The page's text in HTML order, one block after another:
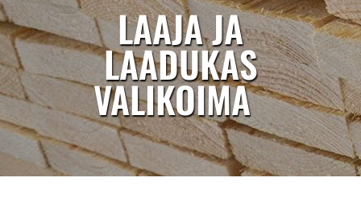
LAAJA JA
LAADUKAS
VALIKOIMA